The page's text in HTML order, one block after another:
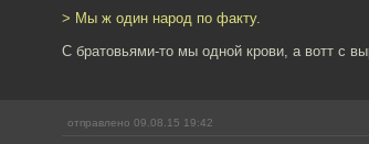
> Мы ж один народ по факту.
С братовьями-то мы одной крови, а вотт с
отправлено 09.08.15 19:42